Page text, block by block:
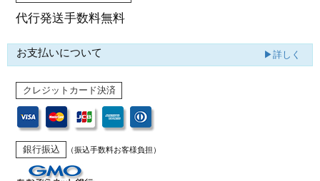
代行発送手数料無料
お支払いについて ▶詳しく
クレジットカード決済
銀行振込 （振込手数料お客様負担）